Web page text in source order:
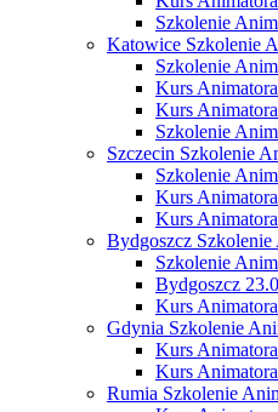
Szkolenie
Katowice Szkolenie
Szkolenie
Kurs
Kurs
Szkolenie
Szczecin Szkolenie
Szkolenie
Kurs
Kurs
Bydgoszcz
Szkolenie
Bydgoszcz
Kurs
Gdynia Szkolenie
Kurs
Kurs
Rumia Szkolenie